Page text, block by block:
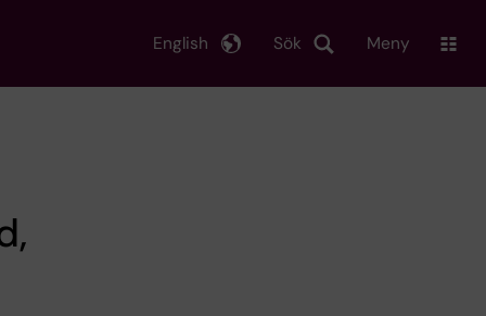
Sök
English Meny